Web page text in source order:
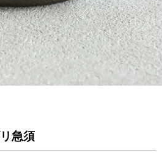
急須